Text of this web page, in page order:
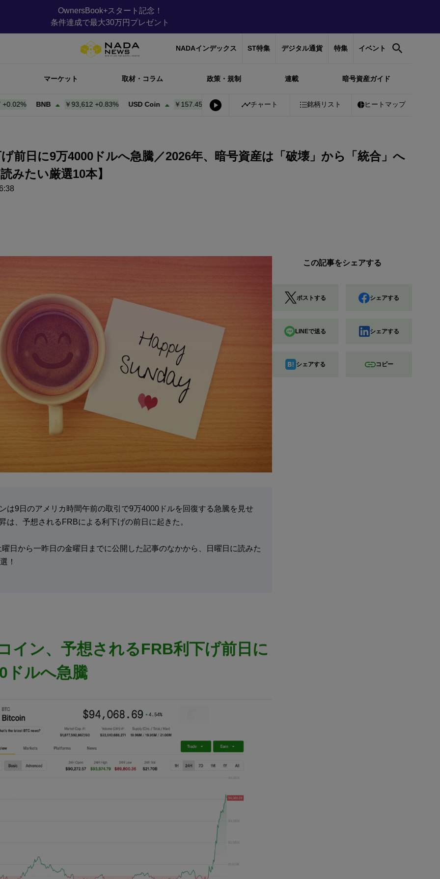
OwnersBook+スタート記念！
条件達成で最大30万円プレゼント
NADAインデックス ST特集 デジタル通貨 特集 イベント
マーケット 取材・コラム 政策・規制 連載 暗号資産ガイド
BNB ￥93,612+0.83% USD Coin ￥157.45+0.00% Bitcoin ￥10,228,066 0.26% Ethereum ￥301,977
チャート 銘柄リスト ヒートマップ
前日に9万4000ドルへ急騰／2026年、暗号資産は「破壊」から「統合」へ
みたい厳選10本】
は9日のアメリカ時間午前の取引で9万4000ドルを回復する急騰を見せ
は、予想されるFRBによる利下げの前日に起きた。
日から一昨日の金曜日までに公開した記事のなかから、日曜日に読みた
！
イン、予想されるFRB利下げ前日に
ドルへ急騰
この記事をシェアする
ポストする シェアする
LINEで送る シェアする
シェアする コピー